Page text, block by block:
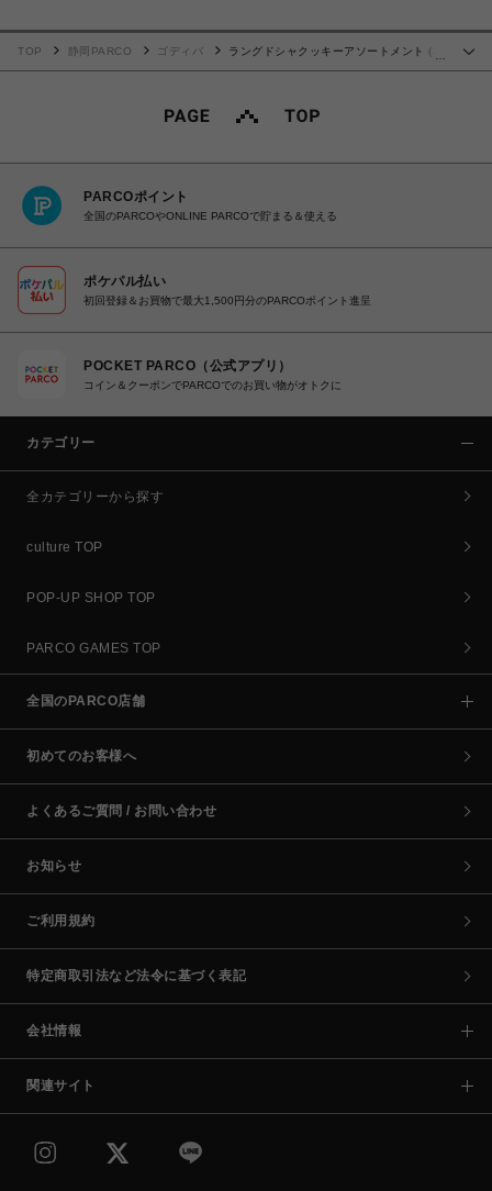
…
TOP 静岡PARCO ゴディバ
ラングドシャクッキーアソートメント (30
PARCOポイント
全国のPARCOやONLINE PARCOで貯まる＆使える
ポケパル払い
初回登録＆お買物で最大1,500円分のPARCOポイント進呈
POCKET PARCO（公式アプリ）
コイン＆クーポンでPARCOでのお買い物がオトクに
カテゴリー
全カテゴリーから探す
culture TOP
POP-UP SHOP TOP
PARCO GAMES TOP
全国のPARCO店舗
初めてのお客様へ
よくあるご質問 / お問い合わせ
お知らせ
ご利用規約
特定商取引法など法令に基づく表記
会社情報
関連サイト